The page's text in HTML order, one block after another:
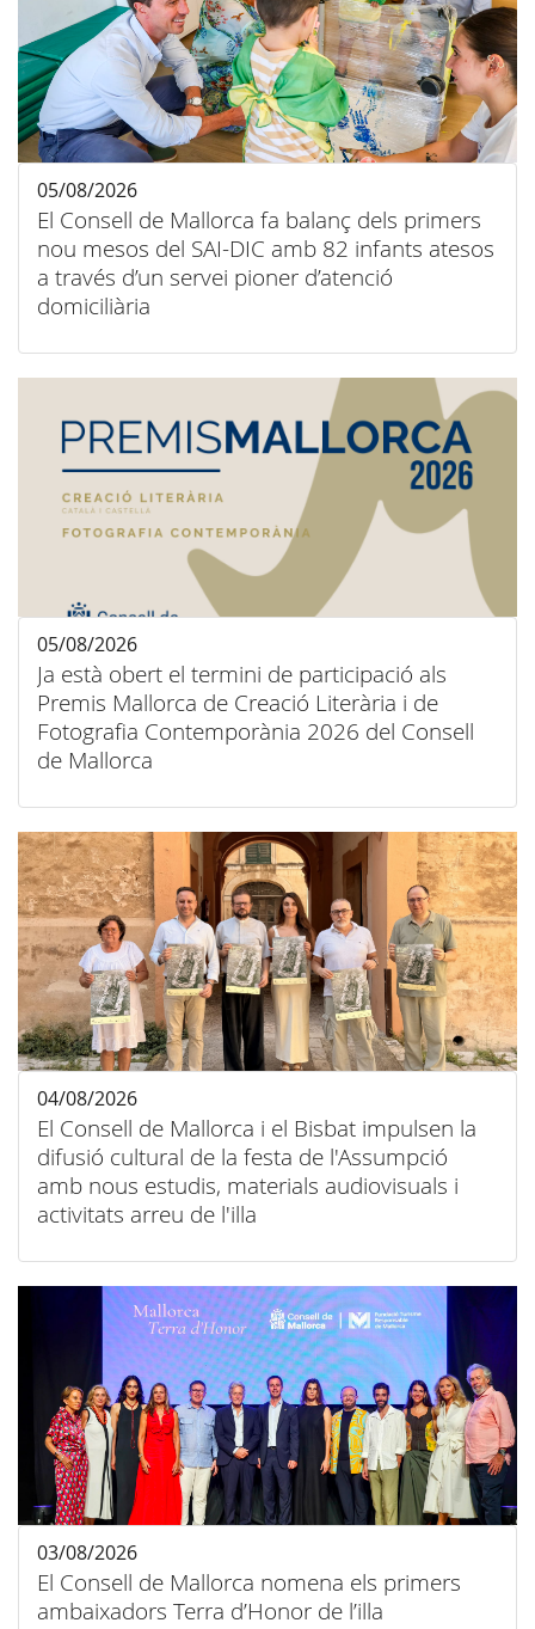
El Consell de Mallorca fa balanç dels primers
nou mesos del SAI-DIC amb 82 infants atesos
a través d’un servei pioner d’atenció
domiciliària
05/08/2026
Ja està obert el termini de participació als
Premis Mallorca de Creació Literària i de
Fotografia Contemporània 2026 del Consell
de Mallorca
05/08/2026
El Consell de Mallorca i el Bisbat impulsen la
difusió cultural de la festa de l'Assumpció
amb nous estudis, materials audiovisuals i
activitats arreu de l'illa
04/08/2026
El Consell de Mallorca nomena els primers
ambaixadors Terra d’Honor de l’illa
03/08/2026